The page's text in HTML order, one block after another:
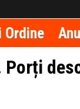
Ordine